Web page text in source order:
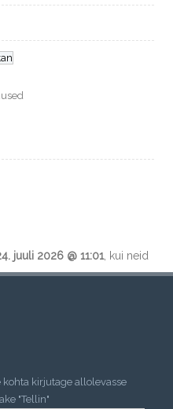
juuli 2026 @ 11:01 , kui neid
kohta kirjutage allolevasse
"Tellin"